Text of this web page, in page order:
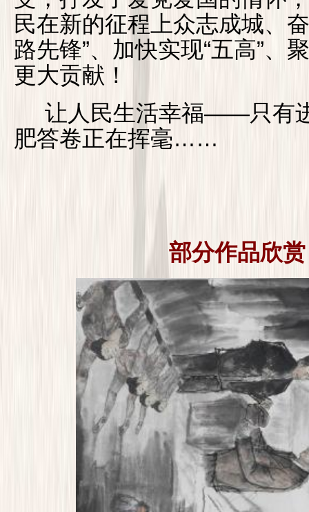
民在新的征程上众志成城、
路先锋”、加快实现“五高”、
更大贡献！
让人民生活幸福——只有
肥答卷正在挥毫……
部分作品欣